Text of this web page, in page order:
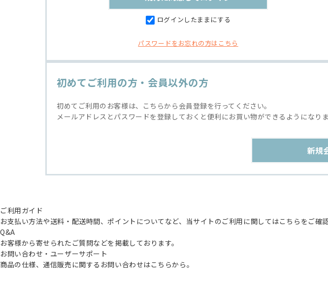
ログインしたままにする
パスワードをお忘れの方はこちら
初めてご利用の方・会員以外の方
初めてご利用のお客様は、こちらから会員登録を行ってください。
メールアドレスとパスワードを登録しておくと便利にお買い物ができるようになりま
ご利用ガイド
お支払い方法や送料・配送時間、ポイントについてなど、当サイトのご利用に関してはこちらをご確認
Q&A
お客様から寄せられたご質問などを掲載しております。
お問い合わせ・ユーザーサポート
商品の仕様、通信販売に関するお問い合わせはこちらから。